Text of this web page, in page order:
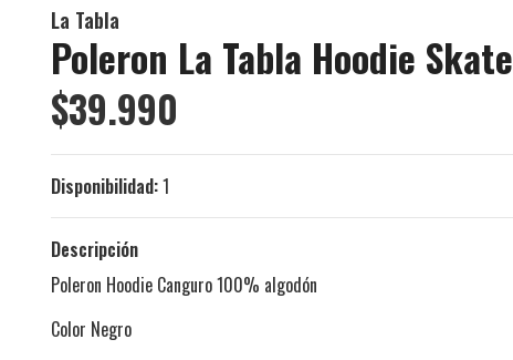
La Tabla
Poleron La Tabla Hoodie Skate
$39.990
Disponibilidad:1
Descripción
Poleron Hoodie Canguro 100% algodón
Color Negro